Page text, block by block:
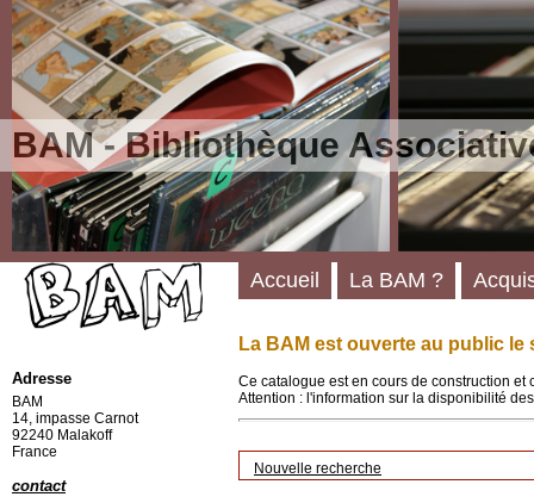
BAM - Bibliothèque
La BAM est ouverte au public le
Ce catalogue est en cours de construction
Attention : l'information sur la disponibilité
Nouvelle recherche
Accueil La BAM ?
Adresse
BAM
14, impasse Carnot
92240 Malakoff
France
contact